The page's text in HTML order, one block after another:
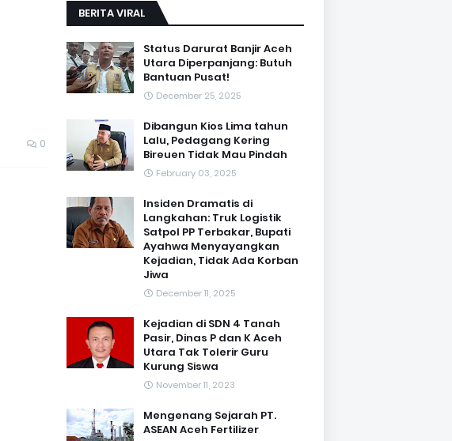
0
BERITA VIRAL
Status Darurat Banjir Aceh
Utara Diperpanjang: Butuh
Bantuan Pusat!
December 25, 2025
Dibangun Kios Lima tahun
Lalu, Pedagang Kering
Bireuen Tidak Mau Pindah
February 03, 2025
Insiden Dramatis di
Langkahan: Truk Logistik
Satpol PP Terbakar, Bupati
Ayahwa Menyayangkan
Kejadian, Tidak Ada Korban
Jiwa
December 11, 2025
Kejadian di SDN 4 Tanah
Pasir, Dinas P dan K Aceh
Utara Tak Tolerir Guru
Kurung Siswa
November 11, 2023
Mengenang Sejarah PT.
ASEAN Aceh Fertilizer